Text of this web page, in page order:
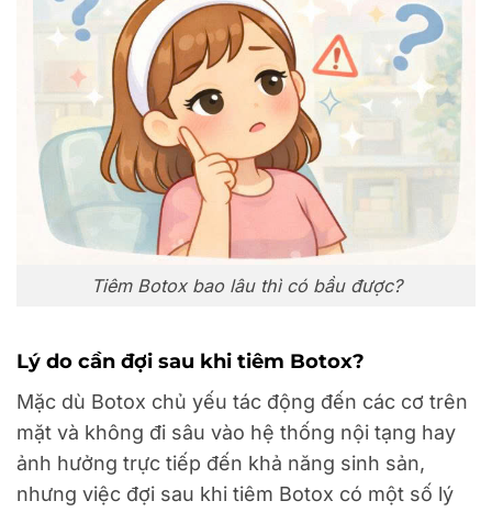
Tiêm Botox bao lâu thì có bầu được?
Lý do cần đợi sau khi tiêm Botox?
Mặc dù Botox chủ yếu tác động đến các cơ trên
mặt và không đi sâu vào hệ thống nội tạng hay
ảnh hưởng trực tiếp đến khả năng sinh sản,
nhưng việc đợi sau khi tiêm Botox có một số lý